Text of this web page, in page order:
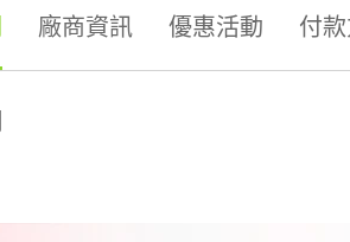
廠商資訊 優惠活動 付